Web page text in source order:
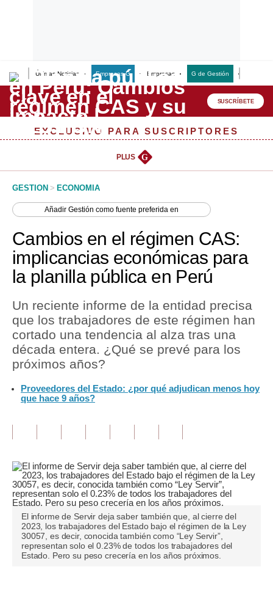
Últimas Noticias Empresas G Empresas G de Gestión
Lo último
Peru Quiosco
Management & Empleo
Perú
Política
Finanzas Personales
Inmobiliarias
Plus G
Opinión
Blogs
Tendencias
Lujo
Viajes
SUSCRÍBETE
EXCLUSIVO PARA SUSCRIPTORES
PLUS G
GESTION > ECONOMIA
AñadirGestión como fuente preferida en
Cambios en el régimen CAS:
implicancias económicas para
la planilla pública en Perú
Un reciente informe de la entidad precisa
que los trabajadores de este régimen han
cortado una tendencia al alza tras una
década entera. ¿Qué se prevé para los
próximos años?
Proveedores del Estado: ¿por qué adjudican menos hoy
que hace 9 años?
El informe de Servir deja saber también que, al cierre del
2023, los trabajadores del Estado bajo el régimen de la Ley
30057, es decir, conocida también como “Ley Servir”,
representan solo el 0.23% de todos los trabajadores del
Estado. Pero su peso crecería en los años próximos.